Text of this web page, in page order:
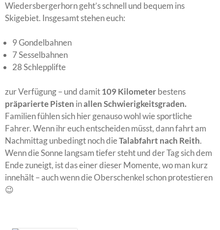
Wiedersbergerhorn geht’s schnell und bequem ins
Skigebiet. Insgesamt stehen euch:
9 Gondelbahnen
7 Sesselbahnen
28 Schlepplifte
zur Verfügung – und damit109 Kilometerbestens
präparierte Pisten inallen Schwierigkeitsgraden.
Familien fühlen sich hier genauso wohl wie sportliche
Fahrer. Wenn ihr euch entscheiden müsst, dann fahrt am
Nachmittag unbedingt noch dieTalabfahrt nach Reith.
Wenn die Sonne langsam tiefer steht und der Tag sich dem
Ende zuneigt, ist das einer dieser Momente, wo man kurz
innehält – auch wenn die Oberschenkel schon protestieren
😉